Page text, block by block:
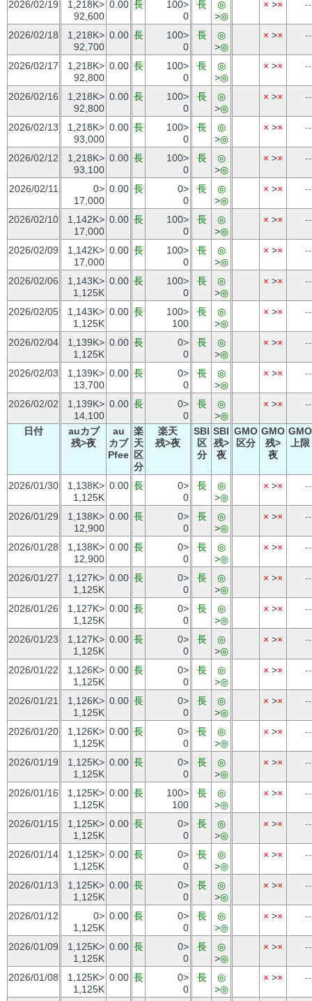
2026/02/19
1,218K>
92,600
0.00 長
100>
0
長
◎
>◎
× >× --
2026/02/18
1,218K>
92,700
0.00 長
100>
0
長
◎
>◎
× >× --
2026/02/17
1,218K>
92,800
0.00 長
100>
0
長
◎
>◎
× >× --
2026/02/16
1,218K>
92,800
0.00 長
100>
0
長
◎
>◎
× >× --
2026/02/13
1,218K>
93,000
0.00 長
100>
0
長
◎
>◎
× >× --
2026/02/12
1,218K>
93,100
0.00 長
100>
0
長
◎
>◎
× >× --
2026/02/11
0>
17,000
0.00 長
0>
0
長
◎
>◎
× >× --
2026/02/10
1,142K>
17,000
0.00 長
100>
0
長
◎
>◎
× >× --
2026/02/09
1,142K>
17,000
0.00 長
100>
0
長
◎
>◎
× >× --
2026/02/06
1,143K>
1,125K
0.00 長
100>
0
長
◎
>◎
× >× --
2026/02/05
1,143K>
1,125K
0.00 長
100>
100
長
◎
>◎
× >× --
2026/02/04
1,139K>
1,125K
0.00 長
0>
0
長
◎
>◎
× >× --
2026/02/03
1,139K>
13,700
0.00 長
0>
0
長
◎
>◎
× >× --
2026/02/02
1,139K>
14,100
0.00 長
0>
0
長
◎
>◎
× >× --
日付
auカブ
残>夜
au
カブ
Pfee
楽
天
区
分
楽天
残>夜
SBI
区
分
SBI
残>
夜
GMO
区分
GMO
残>
夜
GMO
上限
2026/01/30
1,138K>
1,125K
0.00 長
0>
0
長
◎
>◎
× >× --
2026/01/29
1,138K>
12,900
0.00 長
0>
0
長
◎
>◎
× >× --
2026/01/28
1,138K>
12,900
0.00 長
0>
0
長
◎
>◎
× >× --
2026/01/27
1,127K>
1,125K
0.00 長
0>
0
長
◎
>◎
× >× --
2026/01/26
1,127K>
1,125K
0.00 長
0>
0
長
◎
>◎
× >× --
2026/01/23
1,127K>
1,125K
0.00 長
0>
0
長
◎
>◎
× >× --
2026/01/22
1,126K>
1,125K
0.00 長
0>
0
長
◎
>◎
× >× --
2026/01/21
1,126K>
1,125K
0.00 長
0>
0
長
◎
>◎
× >× --
2026/01/20
1,126K>
1,125K
0.00 長
0>
0
長
◎
>◎
× >× --
2026/01/19
1,125K>
1,125K
0.00 長
0>
0
長
◎
>◎
× >× --
2026/01/16
1,125K>
1,125K
0.00 長
100>
100
長
◎
>◎
× >× --
2026/01/15
1,125K>
1,125K
0.00 長
0>
0
長
◎
>◎
× >× --
2026/01/14
1,125K>
1,125K
0.00 長
0>
0
長
◎
>◎
× >× --
2026/01/13
1,125K>
1,125K
0.00 長
0>
0
長
◎
>◎
× >× --
2026/01/12
0>
1,125K
0.00 長
0>
0
長
◎
>◎
× >× --
2026/01/09
1,125K>
1,125K
0.00 長
0>
0
長
◎
>◎
× >× --
2026/01/08
1,125K>
1,125K
0.00 長
0>
0
長
◎
>◎
× >× --